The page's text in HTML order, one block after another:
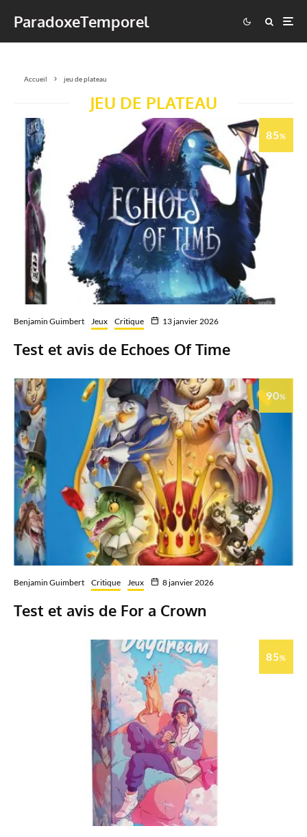
ParadoxeTemporel
Accueil jeu de plateau
JEU DE PLATEAU
85%
Benjamin Guimbert Jeux Critique 13 janvier 2026
Test et avis de Echoes Of Time
90%
Benjamin Guimbert Critique Jeux 8 janvier 2026
Test et avis de For a Crown
85%